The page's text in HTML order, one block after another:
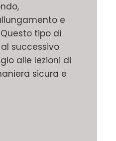
e
tipo di
successivo
alle lezioni di
sicura e